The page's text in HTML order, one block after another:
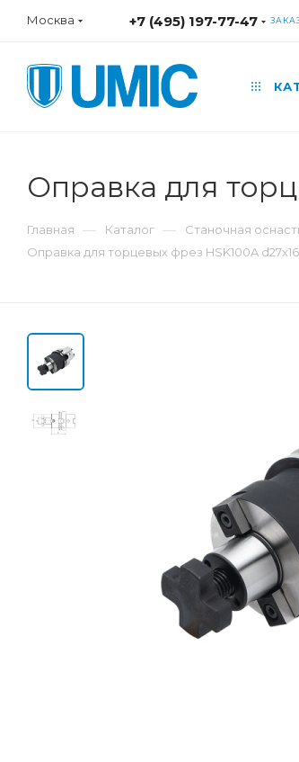
Москва +7 (495) 197-77-47
Оправка для
Главная — Каталог — Станочная
Оправка для торцевых фрез HSK100A